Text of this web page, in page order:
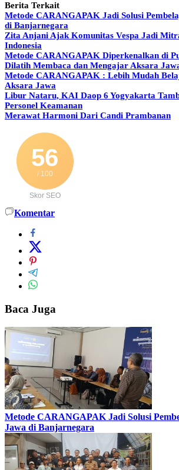
Berita Terkait
Metode CARANGAPAK Jadi Solusi
di Banjarnegara
Zita Anjani Ajak Komunitas Vespa Jadi
Indonesia
Metode CARANGAPAK Diperkenalkan di
Dilatih Membaca dan Mengajar Aksara
Metode CARANGAPAK : Lebih Mudah
Aksara Jawa
Libur Nataru, KAI Daop 6 Yogyakarta
Personel Keamanan
Merawat Harmoni Dari Candi Prambanan
56
/ 100
Skor SEO
Komentar
Baca Juga
Metode CARANGAPAK Jadi Solusi
Jawa di Banjarnegara